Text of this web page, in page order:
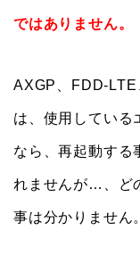
ではありません。
AXGP、FDD-LTE
は、使用している
なら、再起動する
れませんが…、ど
事は分かりません。